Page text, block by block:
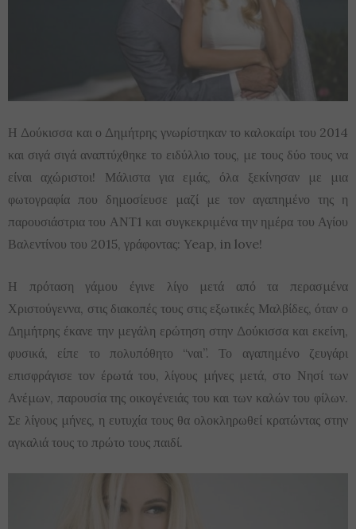
Η Δούκισσα και ο Δημήτρης γνωρίστηκαν το καλοκαίρι του 2014
και σιγά σιγά αναπτύχθηκε το ειδύλλιο τους, με τους δύο τους να
είναι αχώριστοι! Μάλιστα για εμάς, όλα ξεκίνησαν με μια
φωτογραφία που δημοσίευσε μαζί με τον αγαπημένο της η
παρουσιάστρια του ΑΝΤ1 και συγκεκριμένα την ημέρα του Αγίου
Βαλεντίνου του 2015, γράφοντας: Yeap, in love!
Η πρόταση γάμου έγινε λίγο μετά από τα περασμένα
Χριστούγεννα, στις διακοπές τους στις εξωτικές Μαλβίδες, όταν ο
Δημήτρης έκανε την μεγάλη ερώτηση στην Δούκισσα και εκείνη,
φυσικά, είπε το πολυπόθητο “ναι”. Το αγαπημένο ζευγάρι
επισφράγισε τον έρωτά του, λίγους μήνες μετά, στο Νησί των
Ανέμων, παρουσία της οικογένειάς του και των καλών του φίλων.
Σε λίγους μήνες, η ευτυχία τους θα ολοκληρωθεί κρατώντας στην
αγκαλιά τους το πρώτο τους παιδί.